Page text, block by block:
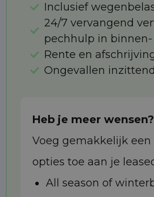
Inclusief
24/7 vervangend
pechhulp in
Rente en
Ongevallen
Heb je meer wensen?
Voeg gemakkelijk een
opties toe aan je
All season of